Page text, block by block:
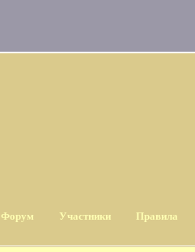
Форум Участники Правила